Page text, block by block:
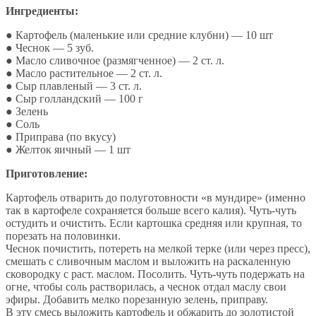
Ингредиенты:
● Картофель (маленькие или средние клубни) — 10 шт
● Чеснок — 5 зуб.
● Масло сливочное (размягченное) — 2 ст. л.
● Масло растительное — 2 ст. л.
● Сыр плавленый — 3 ст. л.
● Сыр голландский — 100 г
● Зелень
● Соль
● Приправа (по вкусу)
● Желток яичный — 1 шт
Приготовление:
Картофель отварить до полуготовности «в мундире» (именно
так в картофеле сохраняется больше всего калия). Чуть-чуть
остудить и очистить. Если картошка средняя или крупная, то
порезать на половинки.
Чеснок почистить, потереть на мелкой терке (или через пресс),
смешать с сливочным маслом и выложить на раскаленную
сковородку с раст. маслом. Посолить. Чуть-чуть подержать на
огне, чтобы соль растворилась, а чеснок отдал маслу свои
эфиры. Добавить мелко порезанную зелень, приправу.
В эту смесь выложить картофель и обжарить до золотистой